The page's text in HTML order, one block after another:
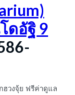
ดอัฐิ 9
ฮวงจุ้ย ฟรีค่าดูแล